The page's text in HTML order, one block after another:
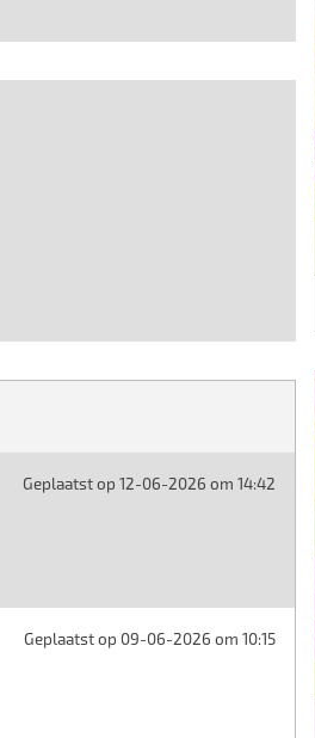
Geplaatst op 12-06-2026 om 14:42
Geplaatst op 09-06-2026 om 10:15